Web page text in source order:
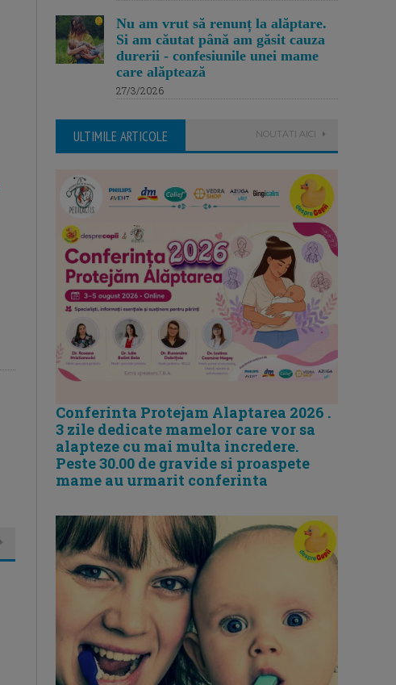
Nu am vrut să renunț la alăptare.
Si am căutat până am găsit cauza
durerii - confesiunile unei mame
care alăptează
27/3/2026
ULTIMILE ARTICOLE NOUTATI AICI
Conferinta Protejam Alaptarea 2026 .
3 zile dedicate mamelor care vor sa
alapteze cu mai multa incredere.
Peste 30.00 de gravide si proaspete
mame au urmarit conferinta